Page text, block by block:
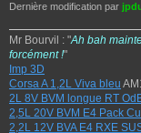
Dernière modification par
Mr Bourvil : "Ah bah
forcément !"
Imp 3D
Corsa A 1,2L Viva bleu
2L 8V BVM longue RT
2,5L 20V BVM E4 Pack
2,2L 12V BVA E4 RXE